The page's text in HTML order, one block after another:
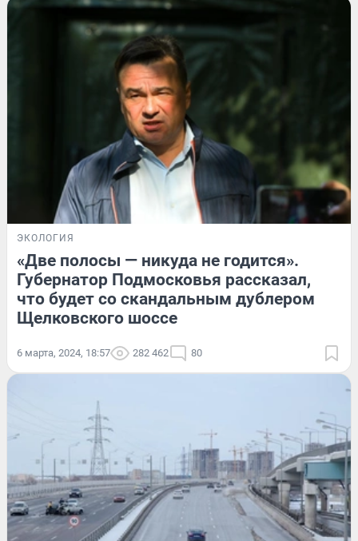
ЭКОЛОГИЯ
«Две полосы — никуда не годится».
Губернатор Подмосковья рассказал,
что будет со скандальным дублером
Щелковского шоссе
6 марта, 2024, 18:57 282 462 80